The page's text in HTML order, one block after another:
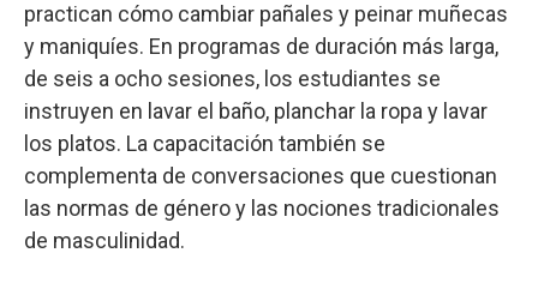
practican cómo cambiar pañales y peinar muñecas
y maniquíes. En programas de duración más larga,
de seis a ocho sesiones, los estudiantes se
instruyen en lavar el baño, planchar la ropa y lavar
los platos. La capacitación también se
complementa de conversaciones que cuestionan
las normas de género y las nociones tradicionales
de masculinidad.